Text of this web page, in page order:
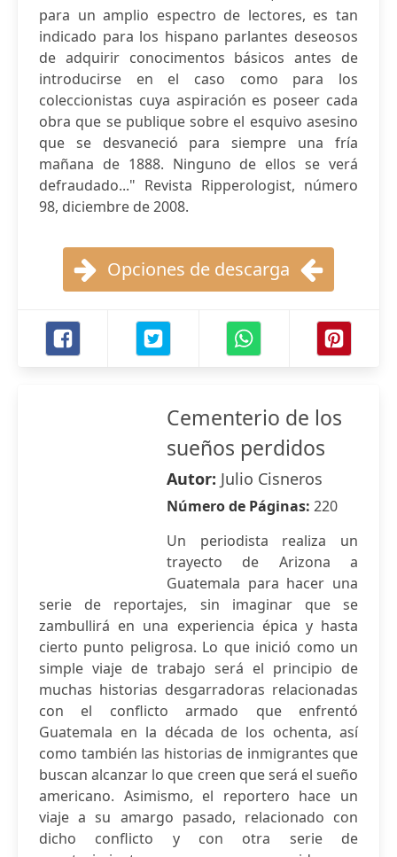
para un amplio espectro de lectores, es tan
indicado para los hispano parlantes deseosos
de adquirir conocimentos básicos antes de
introducirse en el caso como para los
coleccionistas cuya aspiración es poseer cada
obra que se publique sobre el esquivo asesino
que se desvaneció para siempre una fría
mañana de 1888. Ninguno de ellos se verá
defraudado..." Revista Ripperologist, número
98, diciembre de 2008.
Opciones de descarga
Cementerio de los
sueños perdidos
Autor: Julio Cisneros
Número de Páginas: 220
Un periodista realiza un
trayecto de Arizona a
Guatemala para hacer una
serie de reportajes, sin imaginar que se
zambullirá en una experiencia épica y hasta
cierto punto peligrosa. Lo que inició como un
simple viaje de trabajo será el principio de
muchas historias desgarradoras relacionadas
con el conflicto armado que enfrentó
Guatemala en la década de los ochenta, así
como también las historias de inmigrantes que
buscan alcanzar lo que creen que será el sueño
americano. Asimismo, el reportero hace un
viaje a su amargo pasado, relacionado con
dicho conflicto y con otra serie de